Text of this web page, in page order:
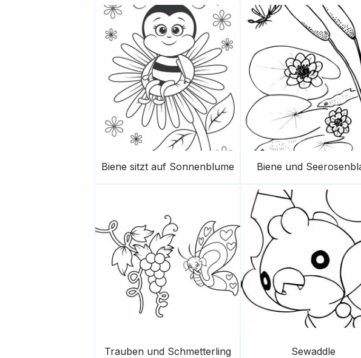
Biene sitzt auf Sonnenblume Biene und
Trauben und Schmetterling Sewaddle